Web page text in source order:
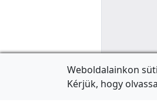
Weboldalainkon
Kérjük, hogy